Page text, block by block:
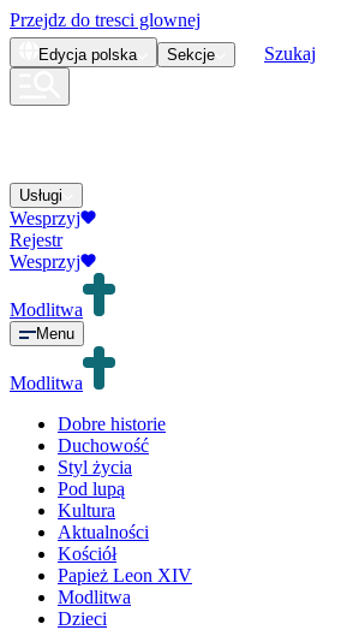
Przejdz do tresci glownej
Edycja polska Sekcje Szukaj
Usługi
Wesprzyj
Rejestr
Wesprzyj
Modlitwa
Menu
Modlitwa
Dobre historie
Duchowość
Styl życia
Pod lupą
Kultura
Aktualności
Kościół
Papież Leon XIV
Modlitwa
Dzieci